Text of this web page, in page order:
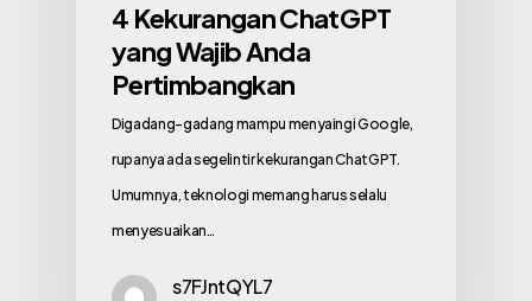
4 Kekurangan ChatGPT
yang Wajib Anda
Pertimbangkan
Digadang-gadang mampu menyaingi Google,
rupanya ada segelintir kekurangan ChatGPT.
Umumnya, teknologi memang harus selalu
menyesuaikan…
s7FJntQYL7